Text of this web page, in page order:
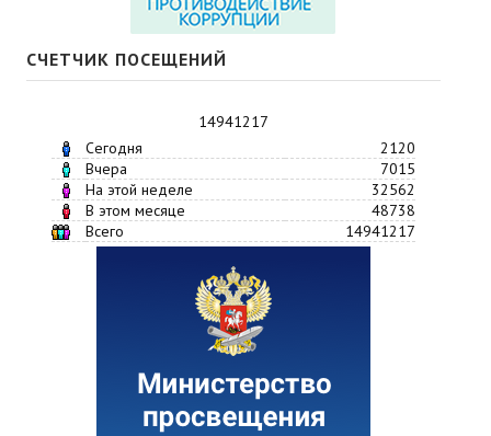
СЧЕТЧИК ПОСЕЩЕНИЙ
14941217
Сегодня
2120
Вчера
7015
На этой неделе
32562
В этом месяце
48738
Всего
14941217